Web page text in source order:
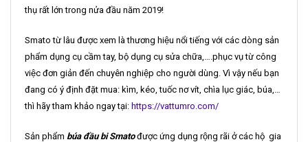
thụ rất lớn trong nửa đầu năm 2019!
Smato từ lâu được xem là thương hiệu nổi tiếng với các dòng sản
phẩm dụng cụ cầm tay, bộ dụng cụ sửa chữa,….phục vụ từ công
việc đơn giản đến chuyên nghiệp cho người dùng. Vì vậy nếu bạn
đang có ý định đặt mua: kìm, kéo, tuốc nơ vít, chìa lục giác, búa,…
thì hãy tham khảo ngay tại: https://vattumro.com/
Sản phẩm búa đầu bi Smatođược ứng dụng rộng rãi ở các hộ gia